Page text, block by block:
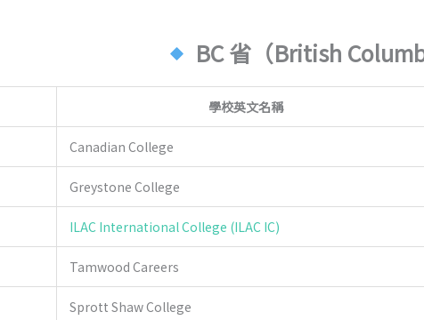
BC 省（British
學校英文名稱
Canadian College
Greystone College
ILAC International College (ILAC IC)
Tamwood Careers
Sprott Shaw College